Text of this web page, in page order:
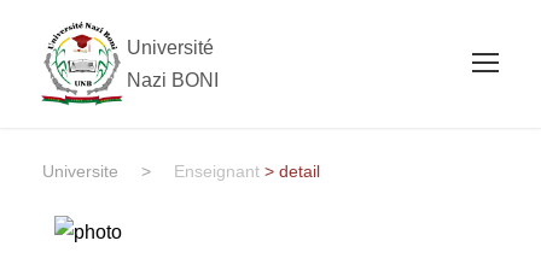
Université
Nazi BONI
Universite > Enseignant > detail